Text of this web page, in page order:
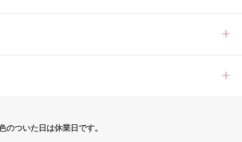
のついた日は休業日です。